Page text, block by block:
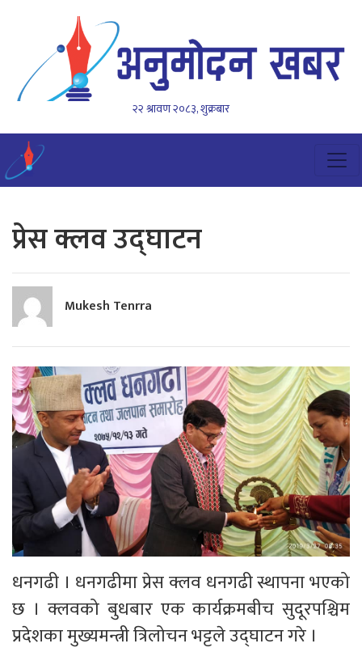
२२ श्रावण २०८३, शुक्रबार
प्रेस क्लव उद्घाटन
Mukesh Tenrra
धनगढी । धनगढीमा प्रेस क्लव धनगढी स्थापना भएको
छ । क्लवको बुधबार एक कार्यक्रमबीच सुदूरपश्चिम
प्रदेशका मुख्यमन्त्री त्रिलोचन भट्टले उद्घाटन गरे ।